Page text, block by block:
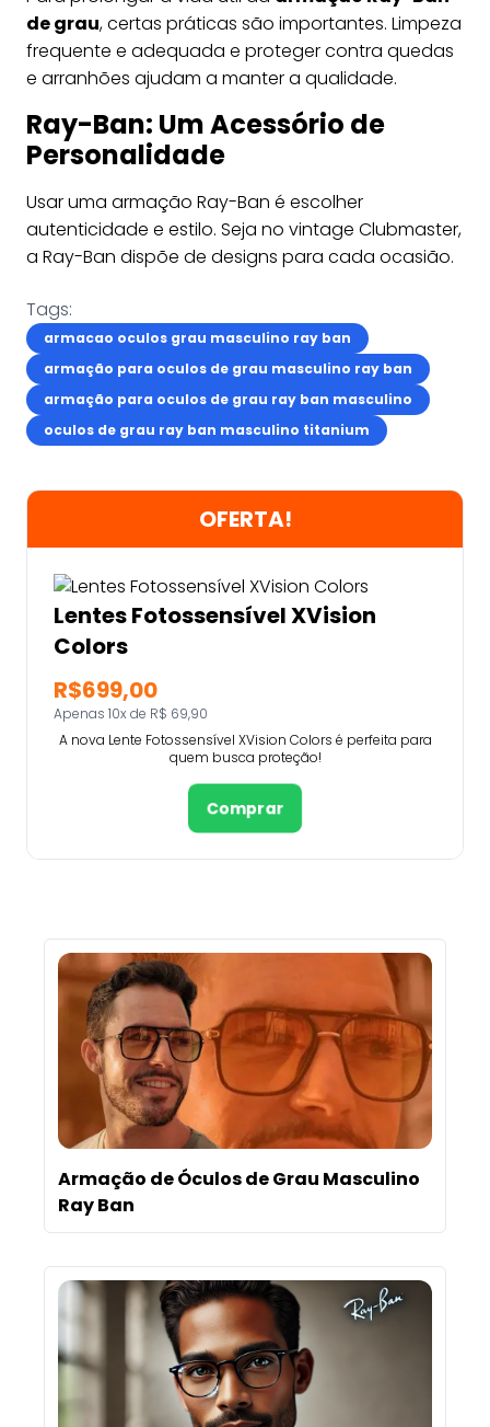
de grau, certas práticas são importantes. Limpeza
frequente e adequada e proteger contra quedas
e arranhões ajudam a manter a qualidade.
Ray-Ban: Um Acessório de
Personalidade
Usar uma armação Ray-Ban é escolher
autenticidade e estilo. Seja no vintage Clubmaster,
a Ray-Ban dispõe de designs para cada ocasião.
Tags:
armacao oculos grau masculino ray ban
armação para oculos de grau masculino ray ban
armação para oculos de grau ray ban masculino
oculos de grau ray ban masculino titanium
OFERTA!
Lentes Fotossensível XVision
Colors
R$699,00
Apenas 10x de R$ 69,90
A nova Lente Fotossensível XVision Colors é perfeita para
quem busca proteção!
Comprar
Armação de Óculos de Grau Masculino
Ray Ban